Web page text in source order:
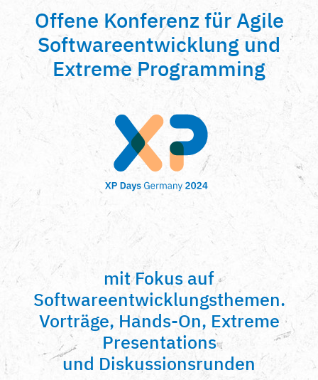
Offene Konferenz für Agile
Softwareentwicklung und
Extreme Programming
mit Fokus auf
Softwareentwicklungsthemen.
Vorträge, Hands-On, Extreme
Presentations
und Diskussionsrunden